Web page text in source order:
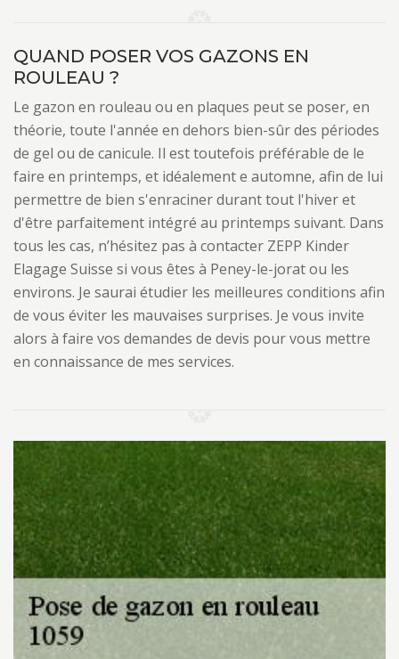
QUAND POSER VOS GAZONS EN
ROULEAU ?
Le gazon en rouleau ou en plaques peut se poser, en
théorie, toute l'année en dehors bien-sûr des périodes
de gel ou de canicule. Il est toutefois préférable de le
faire en printemps, et idéalement e automne, afin de lui
permettre de bien s'enraciner durant tout l'hiver et
d'être parfaitement intégré au printemps suivant. Dans
tous les cas, n’hésitez pas à contacter ZEPP Kinder
Elagage Suisse si vous êtes à Peney-le-jorat ou les
environs. Je saurai étudier les meilleures conditions afin
de vous éviter les mauvaises surprises. Je vous invite
alors à faire vos demandes de devis pour vous mettre
en connaissance de mes services.